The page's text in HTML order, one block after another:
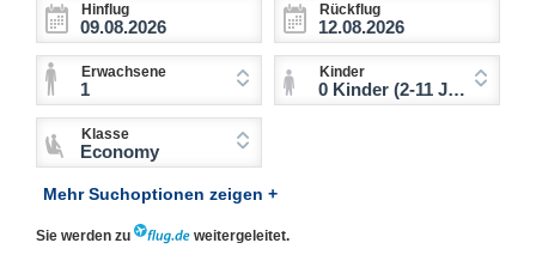
Hinflug Rückflug
Erwachsene
1
Kinder
0 Kinder (2-11 Jahre)
Klasse
Economy
Mehr Suchoptionen zeigen +
Sie werden zu weitergeleitet.